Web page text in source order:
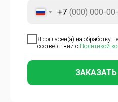
+7
Я согласен(а) на обработку
соответствии с Политикой